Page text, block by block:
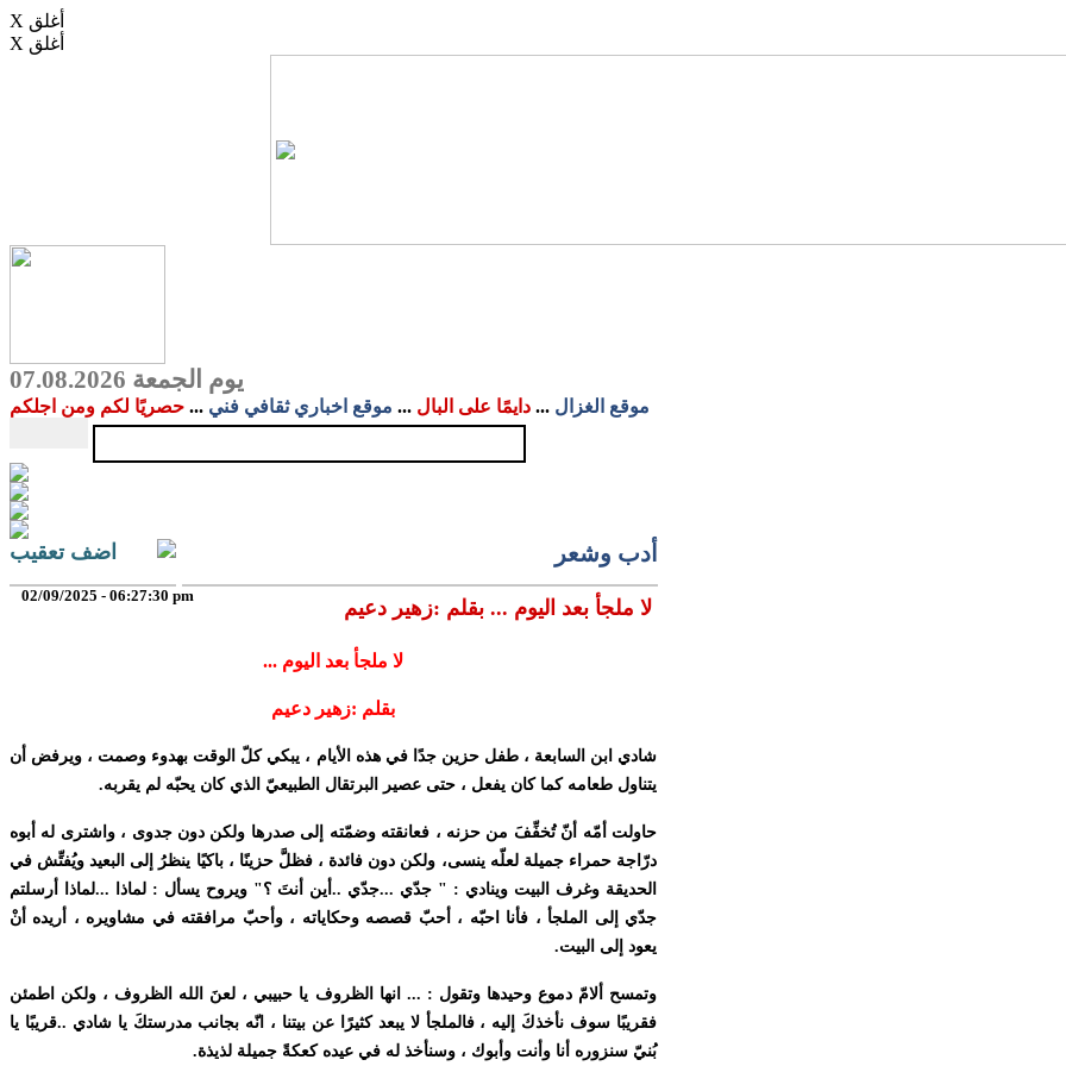
X أغلق
X أغلق
يوم الجمعة 07.08.2026
موقع الغزال ... دايمًا على البال ... موقع اخباري ثقافي فني ... حصريًا لكم ومن اجلكم
أدب وشعر اضف تعقيب
02/09/2025 - 06:27:30 pm
لا ملجأ بعد اليوم ... بقلم :زهير دعيم
لا ملجأ بعد اليوم ...
بقلم :زهير دعيم
شادي ابن السابعة ، طفل حزين جدًا في هذه الأيام ، يبكي كلّ الوقت بهدوء وصمت ، ويرفض أن
يتناول طعامه كما كان يفعل ، حتى عصير البرتقال الطبيعيّ الذي كان يحبّه لم يقربه.
حاولت أمّه أنّ تُخفِّفَ من حزنه ، فعانقته وضمّته إلى صدرها ولكن دون جدوى ، واشترى له أبوه
درّاجة حمراء جميلة لعلّه ينسى، ولكن دون فائدة ، فظلَّ حزينًا ، باكيًا ينظرُ إلى البعيد ويُفتِّش في
الحديقة وغرف البيت وينادي : " جدّي ...جدّي ..أين أنتَ ؟" ويروح يسأل : لماذا ...لماذا أرسلتم
جدّي إلى الملجأ ، فأنا احبّه ، أحبّ قصصه وحكاياته ، وأحبّ مرافقته في مشاويره ، أريده أنْ
يعود إلى البيت.
وتمسح ألامّ دموع وحيدها وتقول : ... انها الظروف يا حبيبي ، لعنَ الله الظروف ، ولكن اطمئن
فقريبًا سوف نأخذكَ إليه ، فالملجأ لا يبعد كثيرًا عن بيتنا ، انّه بجانب مدرستكَ يا شادي ..قريبًا يا
بُنيّ سنزوره أنا وأنت وأبوك ، وسنأخذ له في عيده كعكةً جميلة لذيذة.